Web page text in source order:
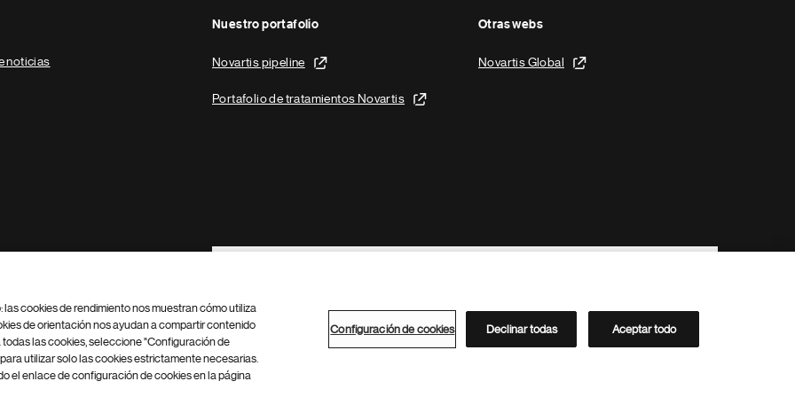
noticias
Nuestro portafolio
Novartis pipeline
Portafolio de tratamientos Novartis
Otras webs
Novartis Global
Footer Site Search
Configuración de cookies Mapa del sitio
Directorio de Novartis
cookies de rendimiento nos muestran cómo utiliza
de orientación nos ayudan a compartir contenido
las cookies, seleccione "Configuración de
utilizar solo las cookies estrictamente necesarias.
el enlace de configuración de cookies en la página
Configuración de cookies Declinar todas Aceptar todo